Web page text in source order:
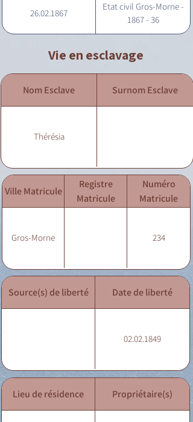
26.02.1867
Etat civil Gros-Morne -
1867 - 36
Vie en esclavage
Nom Esclave Surnom Esclave
Thérésia
Ville Matricule
Registre
Matricule
Numéro
Matricule
Gros-Morne 234
Source(s) de liberté Date de liberté
02.02.1849
Lieu de résidence Propriétaire(s)